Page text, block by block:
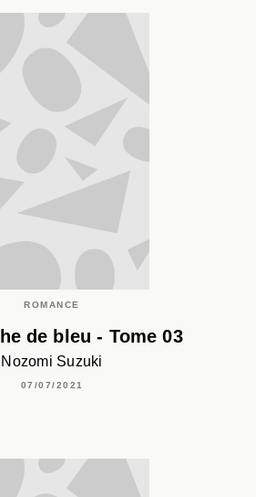
ROMANCE
de bleu - Tome 03
Nozomi Suzuki
07/07/2021